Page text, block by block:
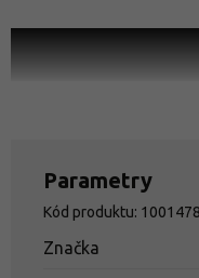
Parametry
Kód produktu:
Značka